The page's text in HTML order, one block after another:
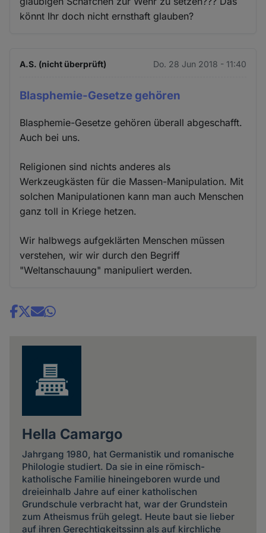
könnt Ihr doch nicht ernsthaft glauben?
A.S. (nicht überprüft) Do. 28 Jun 2018 - 11:40
Blasphemie-Gesetze gehören
Blasphemie-Gesetze gehören überall abgeschafft.
Auch bei uns.
Religionen sind nichts anderes als
Werkzeugkästen für die Massen-Manipulation. Mit
solchen Manipulationen kann man auch Menschen
ganz toll in Kriege hetzen.
Wir halbwegs aufgeklärten Menschen müssen
verstehen, wir wir durch den Begriff
"Weltanschauung" manipuliert werden.
Share
Hella Camargo
Jahrgang 1980, hat Germanistik und romanische
Philologie studiert. Da sie in eine römisch-
katholische Familie hineingeboren wurde und
dreieinhalb Jahre auf einer katholischen
Grundschule verbracht hat, war der Grundstein
zum Atheismus früh gelegt. Heute baut sie lieber
auf ihren Gerechtigkeitssinn als auf kirchliche